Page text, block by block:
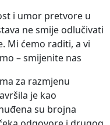
i umor pretvore u
ne smije odlučivati
Mi ćemo raditi, a vi
– smijenite nas
za razmjenu
je kao
su brojna